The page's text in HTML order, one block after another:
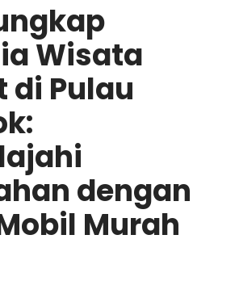
Wisata
di Pulau
dengan
Murah